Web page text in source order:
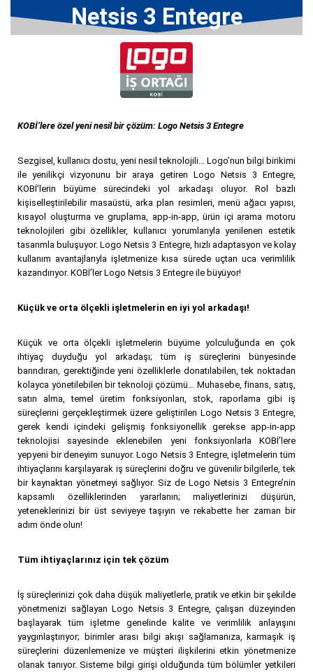
Netsis 3 Entegre
KOBİ’lere özel yeni nesil bir çözüm: Logo Netsis 3 Entegre
Sezgisel, kullanıcı dostu, yeni nesil teknolojili… Logo’nun bilgi birikimi
ile yenilikçi vizyonunu bir araya getiren Logo Netsis 3 Entegre,
KOBİ’lerin büyüme sürecindeki yol arkadaşı oluyor. Rol bazlı
kişiselleştirilebilir masaüstü, arka plan resimleri, menü ağacı yapısı,
kısayol oluşturma ve gruplama, app-in-app, ürün içi arama motoru
teknolojileri gibi özellikler, kullanıcı yorumlarıyla yenilenen estetik
tasarımla buluşuyor. Logo Netsis 3 Entegre, hızlı adaptasyon ve kolay
kullanım avantajlarıyla işletmenize kısa sürede uçtan uca verimlilik
kazandırıyor. KOBİ’ler Logo Netsis 3 Entegre ile büyüyor!
Küçük ve orta ölçekli işletmelerin en iyi yol arkadaşı!
Küçük ve orta ölçekli işletmelerin büyüme yolculuğunda en çok
ihtiyaç duyduğu yol arkadaşı; tüm iş süreçlerini bünyesinde
barındıran, gerektiğinde yeni özelliklerle donatılabilen, tek noktadan
kolayca yönetilebilen bir teknoloji çözümü… Muhasebe, finans, satış,
satın alma, temel üretim fonksiyonları, stok, raporlama gibi iş
süreçlerini gerçekleştirmek üzere geliştirilen Logo Netsis 3 Entegre,
gerek kendi içindeki gelişmiş fonksiyonellik gerekse app-in-app
teknolojisi sayesinde eklenebilen yeni fonksiyonlarla KOBİ’lere
yepyeni bir deneyim sunuyor. Logo Netsis 3 Entegre, işletmelerin tüm
ihtiyaçlarını karşılayarak iş süreçlerini doğru ve güvenilir bilgilerle, tek
bir kaynaktan yönetmeyi sağlıyor. Siz de Logo Netsis 3 Entegre’nin
kapsamlı özelliklerinden yararlanın; maliyetlerinizi düşürün,
yeteneklerinizi bir üst seviyeye taşıyın ve rekabette her zaman bir
adım önde olun!
Tüm ihtiyaçlarınız için tek çözüm
İş süreçlerinizi çok daha düşük maliyetlerle, pratik ve etkin bir şekilde
yönetmenizi sağlayan Logo Netsis 3 Entegre, çalışan düzeyinden
başlayarak tüm işletme genelinde kalite ve verimlilik anlayışını
yaygınlaştırıyor; birimler arası bilgi akışı sağlamanıza, karmaşık iş
süreçlerini düzenlemenize ve müşteri ilişkilerini etkin yönetmenize
olanak tanıyor. Sisteme bilgi girişi olduğunda tüm bölümler yetkileri